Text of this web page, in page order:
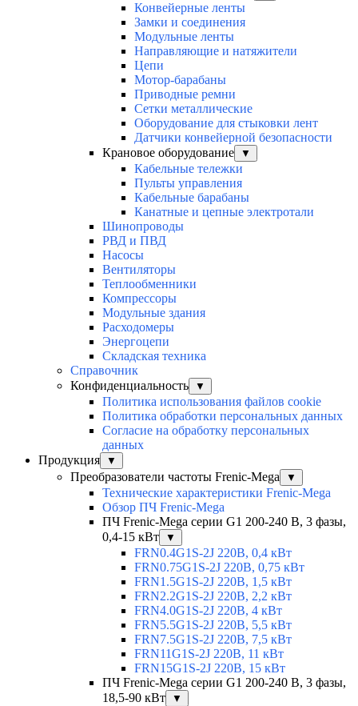
Конвейерные ленты
Замки и соединения
Модульные ленты
Направляющие и натяжители
Цепи
Мотор-барабаны
Приводные ремни
Сетки металлические
Оборудование для стыковки лент
Датчики конвейерной безопасности
Крановое оборудование
▼
Кабельные тележки
Пульты управления
Кабельные барабаны
Канатные и цепные электротали
Шинопроводы
РВД и ПВД
Насосы
Вентиляторы
Теплообменники
Компрессоры
Модульные здания
Расходомеры
Энергоцепи
Складская техника
Справочник
Конфиденциальность
▼
Политика использования файлов cookie
Политика обработки персональных данных
Согласие на обработку персональных
данных
Продукция
▼
Преобразователи частоты Frenic-Mega ▼
Технические характеристики Frenic-Mega
Обзор ПЧ Frenic-Mega
ПЧ Frenic-Mega серии G1 200-240 В, 3 фазы,
0,4-15 кВт
▼
FRN0.4G1S-2J 220В, 0,4 кВт
FRN0.75G1S-2J 220В, 0,75 кВт
FRN1.5G1S-2J 220В, 1,5 кВт
FRN2.2G1S-2J 220В, 2,2 кВт
FRN4.0G1S-2J 220В, 4 кВт
FRN5.5G1S-2J 220В, 5,5 кВт
FRN7.5G1S-2J 220В, 7,5 кВт
FRN11G1S-2J 220В, 11 кВт
FRN15G1S-2J 220В, 15 кВт
ПЧ Frenic-Mega серии G1 200-240 В, 3 фазы,
18,5-90 кВт
▼